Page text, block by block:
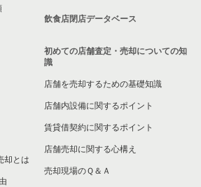
却とは
飲食店閉店データベース
初めての店舗査定・売却についての知
識
店舗を売却するための基礎知識
店舗内設備に関するポイント
賃貸借契約に関するポイント
店舗売却に関する心構え
売却現場のＱ＆Ａ